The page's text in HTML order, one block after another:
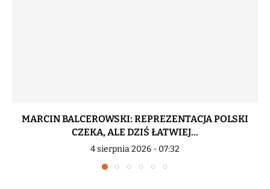
MARCIN BALCEROWSKI: REPREZENTACJA POLSKI
CZEKA, ALE DZIŚ ŁATWIEJ...
4 sierpnia 2026 - 07:32